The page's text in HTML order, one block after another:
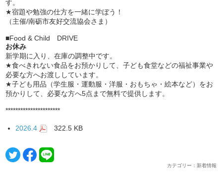
す。
★宿題や勉強の仕方を一緒に学ぼう！
（主催/南砺市友好交流協会さま）
■Food & Child DRIVE
お休み
新学期に入り、在庫の調整中です。
★食べきれない食品をお預かりして、子ども食堂などの福祉事業や
必要な方へお渡ししています。
★子ども用品（学生服・運動服・洋服・おもちゃ・絵本など）をお
預かりして、必要な方へ5点まで無料で提供します。
**********************
2026.4 322.5 KB
カテゴリー：新着情報